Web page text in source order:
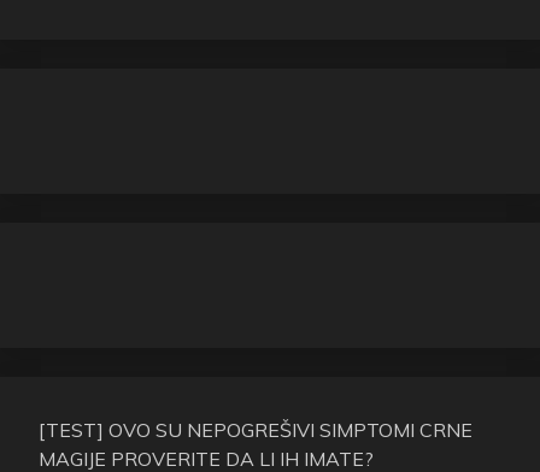
[TEST] OVO SU NEPOGREŠIVI SIMPTOMI CRNE
MAGIJE PROVERITE DA LI IH IMATE?